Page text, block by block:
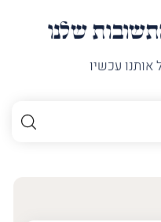
שלנו
אותנו עכשיו